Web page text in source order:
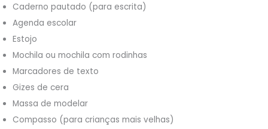
Caderno pautado (para escrita)
Agenda escolar
Estojo
Mochila ou mochila com rodinhas
Marcadores de texto
Gizes de cera
Massa de modelar
Compasso (para crianças mais velhas)